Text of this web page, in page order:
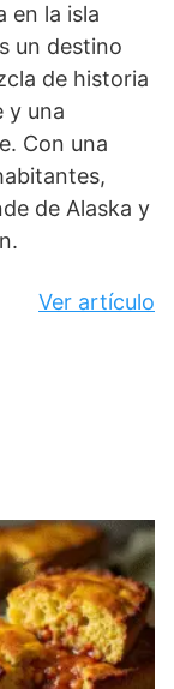
en la isla
un destino
de historia
y una
Con una
de Alaska y
Ver artículo